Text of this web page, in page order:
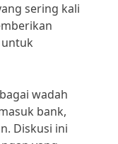
sering kali
untuk
wadah
bank,
Diskusi ini